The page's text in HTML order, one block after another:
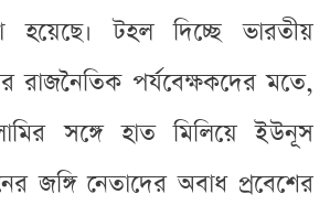
হয়েছে। টহল দিচ্ছে ভারতীয়
রাজনৈতিক পর্যবেক্ষকদের মতে,
সঙ্গে হাত মিলিয়ে ইউনূস
জঙ্গি নেতাদের অবাধ প্রবেশের